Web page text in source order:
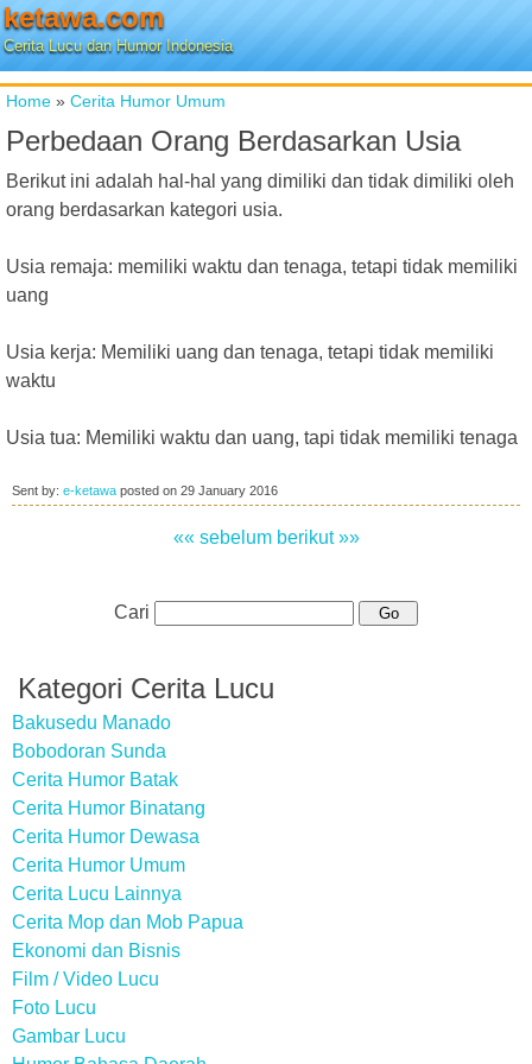
ketawa.com
Cerita Lucu dan Humor Indonesia
Home » Cerita Humor Umum
Perbedaan Orang Berdasarkan Usia
Berikut ini adalah hal-hal yang dimiliki dan tidak dimiliki oleh
orang berdasarkan kategori usia.
Usia remaja: memiliki waktu dan tenaga, tetapi tidak memiliki
uang
Usia kerja: Memiliki uang dan tenaga, tetapi tidak memiliki
waktu
Usia tua: Memiliki waktu dan uang, tapi tidak memiliki tenaga
Sent by: e-ketawa posted on 29 January 2016
«« sebelum berikut »»
Cari
Kategori Cerita Lucu
Bakusedu Manado
Bobodoran Sunda
Cerita Humor Batak
Cerita Humor Binatang
Cerita Humor Dewasa
Cerita Humor Umum
Cerita Lucu Lainnya
Cerita Mop dan Mob Papua
Ekonomi dan Bisnis
Film / Video Lucu
Foto Lucu
Gambar Lucu